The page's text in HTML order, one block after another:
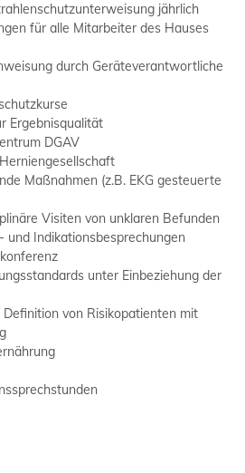
jährlich
für alle Mitarbeiter des Hauses
durch Geräteverantwortliche
Ergebnisqualität
DGAV
Maßnahmen (z.B. EKG gesteuerte
Visiten von unklaren Befunden
und Indikationsbesprechungen
unter Einbeziehung der
von Risikopatienten mit